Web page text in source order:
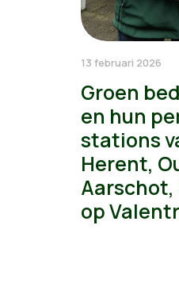
13 februari 2026
Groen
en hun
stations
Herent,
Aarschot,
op